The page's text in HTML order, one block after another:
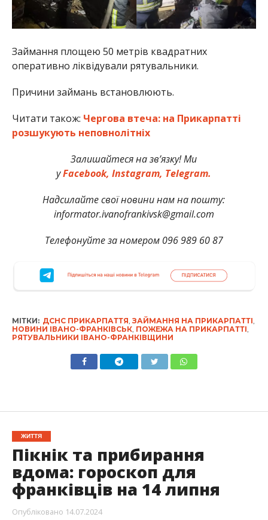
Займання площею 50 метрів квадратних
оперативно ліквідували рятувальники.
Причини займань встановлюють.
Читати також: Чергова втеча: на Прикарпатті
розшукують неповнолітніх
Залишайтеся на зв’язку! Ми
уFacebook, Instagram, Telegram.
Надсилайте свої новини нам на пошту:
informator.ivanofrankivsk@gmail.com
Телефонуйте за номером 096 989 60 87
МІТКИ: ДСНС ПРИКАРПАТТЯ, ЗАЙМАННЯ НА ПРИКАРПАТТІ,
НОВИНИ ІВАНО-ФРАНКІВСЬК, ПОЖЕЖА НА ПРИКАРПАТТІ,
РЯТУВАЛЬНИКИ ІВАНО-ФРАНКІВЩИНИ
ЖИТТЯ
Пікнік та прибирання
вдома: гороскоп для
франківців на 14 липня
Опубліковано 14.07.2024